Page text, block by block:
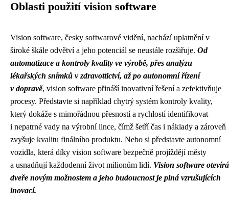
Oblasti použití vision software
Vision software, česky softwarové vidění, nachází uplatnění v
široké škále odvětví a jeho potenciál se neustále rozšiřuje. Od
automatizace a kontroly kvality ve výrobě, přes analýzu
lékařských snímků v zdravottictví, až po autonomní řízení
v dopravě, vision software přináší inovativní řešení a zefektivňuje
procesy. Představte si například chytrý systém kontroly kvality,
který dokáže s mimořádnou přesností a rychlostí identifikovat
i nepatrné vady na výrobní lince, čímž šetří čas i náklady a zároveň
zvyšuje kvalitu finálního produktu. Nebo si představte autonomní
vozidla, která díky vision software bezpečně projíždějí městy
a usnadňují každodenní život milionům lidí. Vision software otevírá
dveře novým možnostem a jeho budoucnost je plná vzrušujících
inovací.